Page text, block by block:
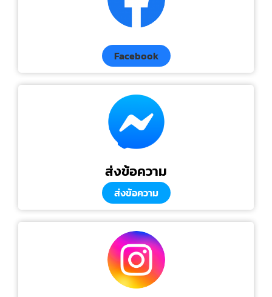
Facebook
ส่งข้อความ
ส่งข้อความ